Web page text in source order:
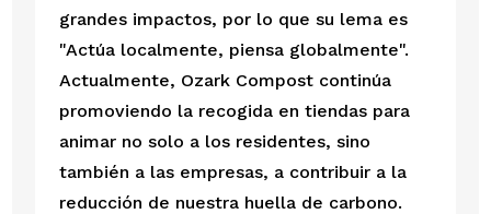
grandes impactos, por lo que su lema es
"Actúa localmente, piensa globalmente".
Actualmente, Ozark Compost continúa
promoviendo la recogida en tiendas para
animar no solo a los residentes, sino
también a las empresas, a contribuir a la
reducción de nuestra huella de carbono.